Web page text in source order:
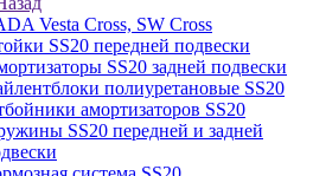
Vesta Cross, SW Cross
SS20 передней подвески
SS20 задней подвески
полиуретановые SS20
амортизаторов SS20
SS20 передней и задней